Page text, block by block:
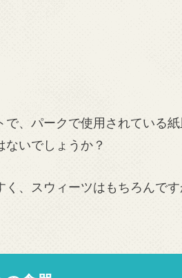
、パークで使用されている
いでしょうか？
、スウィーツはもちろんで